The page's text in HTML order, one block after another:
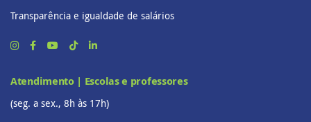
Transparência e igualdade de salários
Atendimento | Escolas e professores
(seg. a sex., 8h às 17h)